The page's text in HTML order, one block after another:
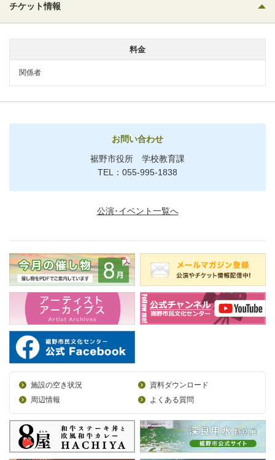
チケット情報
料金
関係者
お問い合わせ
裾野市役所 学校教育課
TEL：055-995-1838
公演･イベント一覧へ
施設の空き状況
資料ダウンロード
周辺情報
よくある質問